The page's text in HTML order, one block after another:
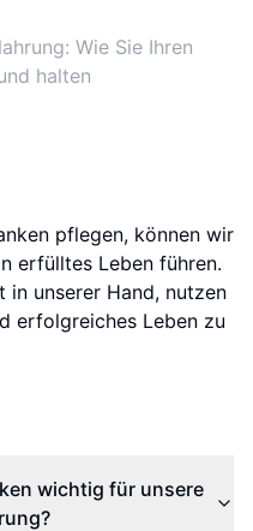
Wie Sie Ihren
halten
pflegen, können wir
erfülltes Leben führen.
in unserer Hand, nutzen
erfolgreiches Leben zu
wichtig für unsere